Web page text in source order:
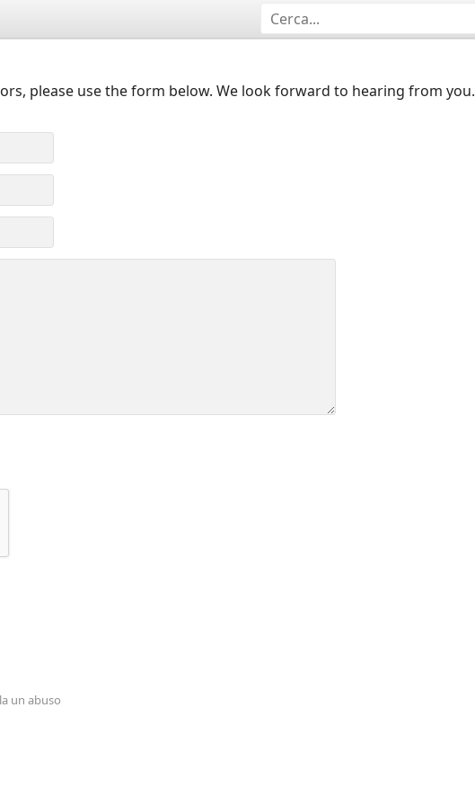
please use the form below. We look forward to hearing from you.
un abuso